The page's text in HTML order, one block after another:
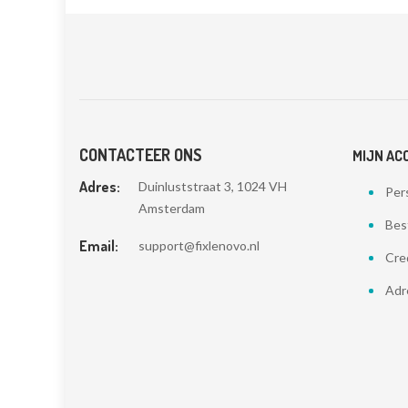
CONTACTEER ONS
Adres:
Duinluststraat 3, 1024 VH
Amsterdam
Email: support@fixlenovo.nl
MIJN